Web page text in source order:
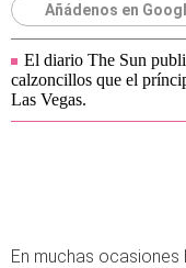
Añádenos en
El diario The Sun
calzoncillos que el
Las Vegas.
En muchas